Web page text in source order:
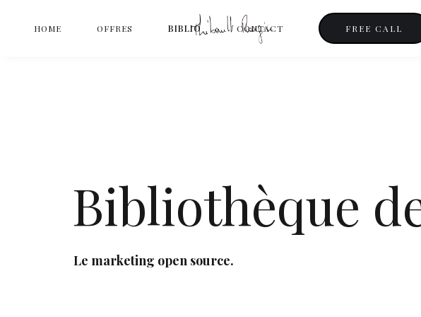
HOME OFFRES BIBLIO CONTACT FREE CALL
Bibliothèque
Le marketing open source.